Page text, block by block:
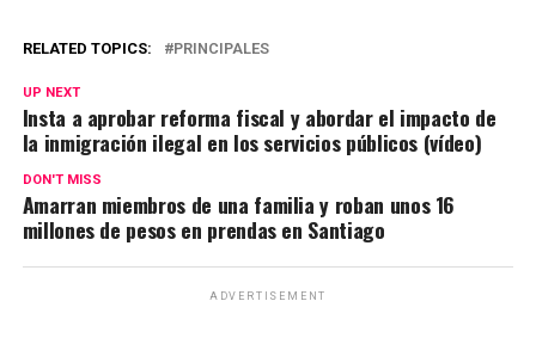
RELATED TOPICS: PRINCIPALES
UP NEXT
Insta a aprobar reforma fiscal y abordar el impacto de
la inmigración ilegal en los servicios públicos (vídeo)
DON'T MISS
Amarran miembros de una familia y roban unos 16
millones de pesos en prendas en Santiago
ADVERTISEMENT